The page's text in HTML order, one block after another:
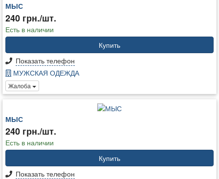
МЫС
240 грн./шт.
Есть в наличии
Купить
Показать телефон
МУЖСКАЯ ОДЕЖДА
Жалоба
МЫС
240 грн./шт.
Есть в наличии
Купить
Показать телефон